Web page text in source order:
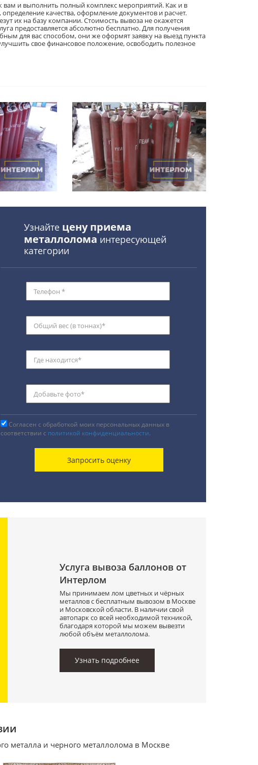
вам и выполнить полный комплекс мероприятий. Как и в
качества, оформление документов и расчет.
их на базу компании. Стоимость вывоза не окажется
предоставляется абсолютно бесплатно. Для получения
для вас способом, они же оформят заявку на выезд пункта
свое финансовое положение, освободить полезное
Узнайте цену приема
металлолома интересующей
категории
Согласен с обработкой моих персональных данных в
соответствии с политикой конфиденциальности.
Услуга вывоза баллонов от
Интерлом
Мы принимаем лом цветных и чёрных
металлов с бесплатным вывозом в Москве
и Московской области. В наличии свой
автопарк со всей необходимой техникой,
благодаря которой мы можем вывезти
любой объём металлолома.
Узнать подробнее
металла и черного металлолома в Москве